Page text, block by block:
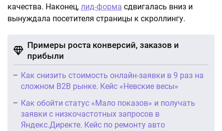
качества. Наконец, лид-форма сдвигалась вниз и
вынуждала посетителя страницы к скроллингу.
Примеры роста конверсий, заказов и
прибыли
Как снизить стоимость онлайн-заявки в 9 раз на
сложном B2B рынке. Кейс «Невские весы»
Как обойти статус «Мало показов» и получать
заявки с низкочастотных запросов в
Яндекс.Директе. Кейс по ремонту авто